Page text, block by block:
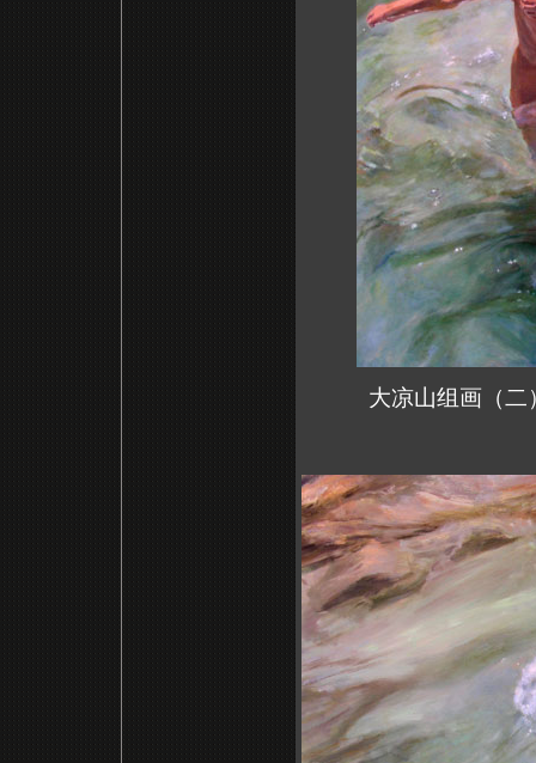
大凉山组画（